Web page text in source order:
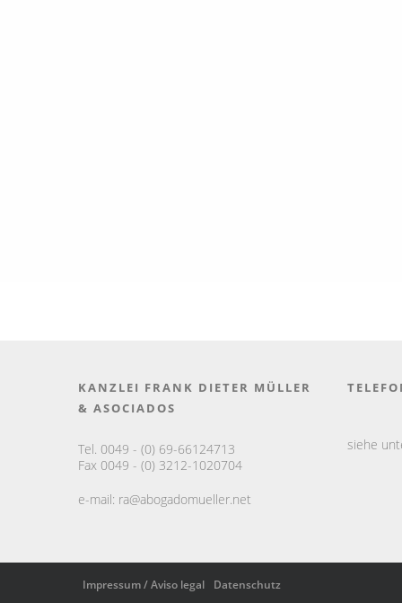
KANZLEI FRANK DIETER MÜLLER
& ASOCIADOS
Tel. 0049 - (0) 69-66124713
Fax 0049 - (0) 3212-1020704
e-mail: ra@abogadomueller.net
siehe
Impressum / Aviso legal Datenschutz